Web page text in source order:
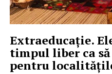
Extraeducație.
timpul liber ca
pentru